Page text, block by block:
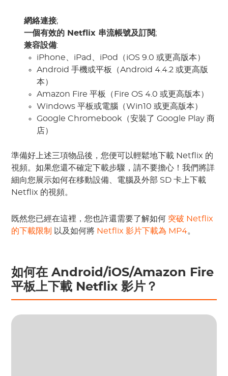
網絡連接;
一個有效的 Netflix 串流帳號及訂閱;
兼容設備:
iPhone、iPad、iPod（iOS 9.0 或更高版本）
Android 手機或平板（Android 4.4.2 或更高版
本）
Amazon Fire 平板（Fire OS 4.0 或更高版本）
Windows 平板或電腦（Win10 或更高版本）
Google Chromebook（安裝了 Google Play 商
店）
準備好上述三項物品後，您便可以輕鬆地下載 Netflix 的
視頻。如果您還不確定下載步驟，請不要擔心！我們將詳
細向您展示如何在移動設備、電腦及外部 SD 卡上下載
Netflix 的視頻。
既然您已經在這裡，您也許還需要了解如何 突破 Netflix
的下載限制 以及如何將 Netflix 影片下載為 MP4。
如何在 Android/iOS/Amazon Fire
平板上下載 Netflix 影片？